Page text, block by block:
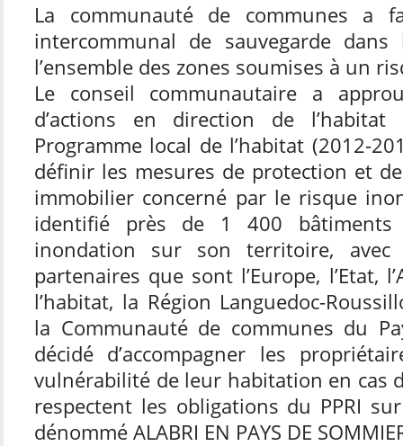
La communauté de communes a
intercommunal de sauvegarde dans
l’ensemble des zones soumises à un
Le conseil communautaire a
d’actions en direction de
Programme local de l’habitat (2012-
définir les mesures de protection et
immobilier concerné par le risque
identifié près de 1 400
inondation sur son territoire, avec
partenaires que sont l’Europe, l’Etat,
l’habitat, la Région Languedoc-
la Communauté de communes du
décidé d’accompagner les
vulnérabilité de leur habitation en cas
respectent les obligations du PPRI
dénommé ALABRI EN PAYS DE